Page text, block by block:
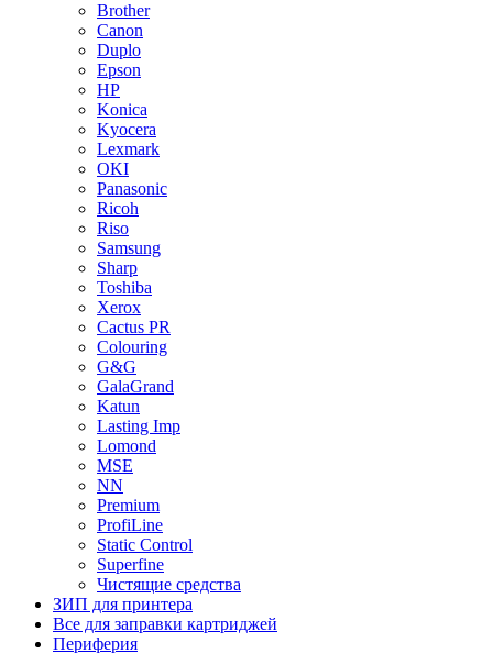
Brother
Canon
Duplo
Epson
HP
Konica
Kyocera
Lexmark
OKI
Panasonic
Ricoh
Riso
Samsung
Sharp
Toshiba
Xerox
Cactus PR
Colouring
G&G
GalaGrand
Katun
Lasting Imp
Lomond
MSE
NN
Premium
ProfiLine
Static Control
Superfine
Чистящие средства
ЗИП для принтера
Все для заправки картриджей
Периферия